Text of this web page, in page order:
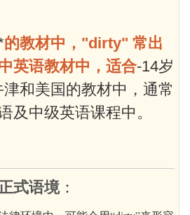
的教材中，"dirty" 常出
英语教材中，适合-14岁
和美国的教材中，通常
及中级英语课程中。
式语境：